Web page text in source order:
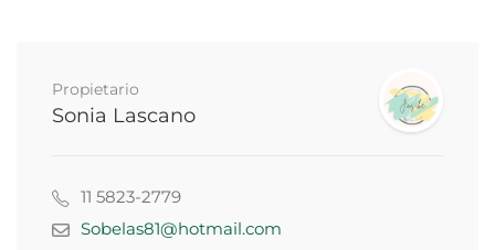
Propietario
Sonia Lascano
11 5823-2779
Sobelas81@hotmail.com